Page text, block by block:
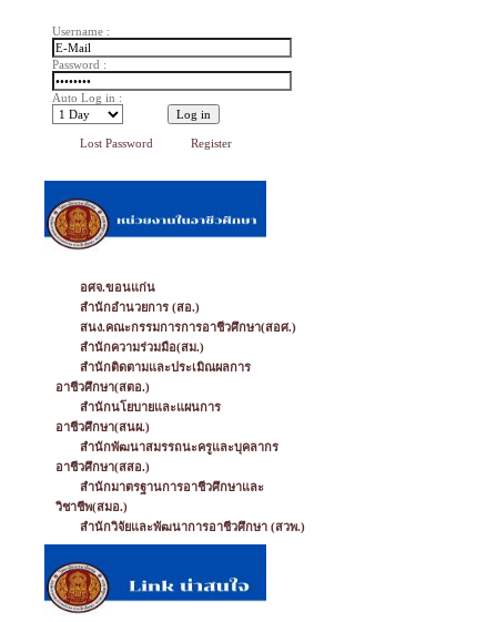
Username :
Password :
Auto Log in :
Lost Password Register
อศจ.ขอนแก่น
สำนักอำนวยการ (สอ.)
สนง.คณะกรรมการการอาชีวศึกษา(สอศ.)
สำนักความร่วมมือ(สม.)
สำนักติดตามและประเมิณผลการ
อาชีวศึกษา(สตอ.)
สำนักนโยบายและแผนการ
อาชีวศึกษา(สนผ.)
สำนักพัฒนาสมรรถนะครูและบุคลากร
อาชีวศึกษา(สสอ.)
สำนักมาตรฐานการอาชีวศึกษาและ
วิชาชีพ(สมอ.)
สำนักวิจัยและพัฒนาการอาชีวศึกษา (สวพ.)